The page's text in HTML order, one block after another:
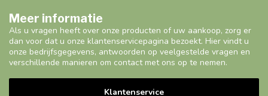
Meer informatie
Als u vragen heeft over onze producten of uw aankoop, zorg er
dan voor dat u onze klantenservicepagina bezoekt. Hier vindt u
onze bedrijfsgegevens, antwoorden op veelgestelde vragen en
verschillende manieren om contact met ons op te nemen.
Klantenservice